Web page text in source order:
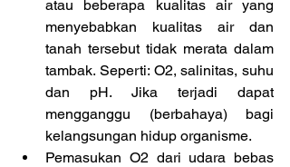
atau beberapa kualitas air yang
menyebabkan kualitas air dan
tanah tersebut tidak merata dalam
tambak. Seperti: O2, salinitas, suhu
dan pH. Jika terjadi dapat
mengganggu (berbahaya) bagi
kelangsungan hidup organisme.
Pemasukan O2 dari udara bebas